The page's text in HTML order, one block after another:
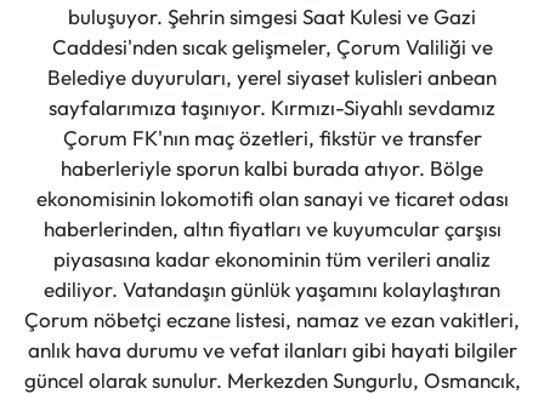
buluşuyor. Şehrin simgesi Saat Kulesi ve Gazi
Caddesi'nden sıcak gelişmeler, Çorum Valiliği ve
Belediye duyuruları, yerel siyaset kulisleri anbean
sayfalarımıza taşınıyor. Kırmızı-Siyahlı sevdamız
Çorum FK'nın maç özetleri, fikstür ve transfer
haberleriyle sporun kalbi burada atıyor. Bölge
ekonomisinin lokomotifi olan sanayi ve ticaret odası
haberlerinden, altın fiyatları ve kuyumcular çarşısı
piyasasına kadar ekonominin tüm verileri analiz
ediliyor. Vatandaşın günlük yaşamını kolaylaştıran
Çorum nöbetçi eczane listesi, namaz ve ezan vakitleri,
anlık hava durumu ve vefat ilanları gibi hayati bilgiler
güncel olarak sunulur. Merkezden Sungurlu, Osmancık,